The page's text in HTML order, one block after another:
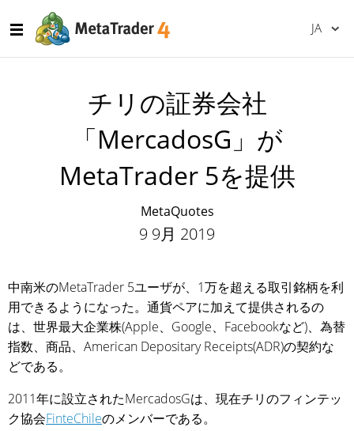
JA
チリの証券会社
「MercadosG」が
MetaTrader 5を提供
MetaQuotes
9 9月 2019
中南米のMetaTrader 5ユーザが、1万を超える取引銘柄を利
用できるようになった。通貨ペアに加えて提供されるの
は、世界最大企業株(Apple、Google、Facebookなど)、為替
指数、商品、American Depositary Receipts(ADR)の契約な
どである。
2011年に設立されたMercadosGは、現在チリのフィンテッ
ク協会FinteChileのメンバーである。